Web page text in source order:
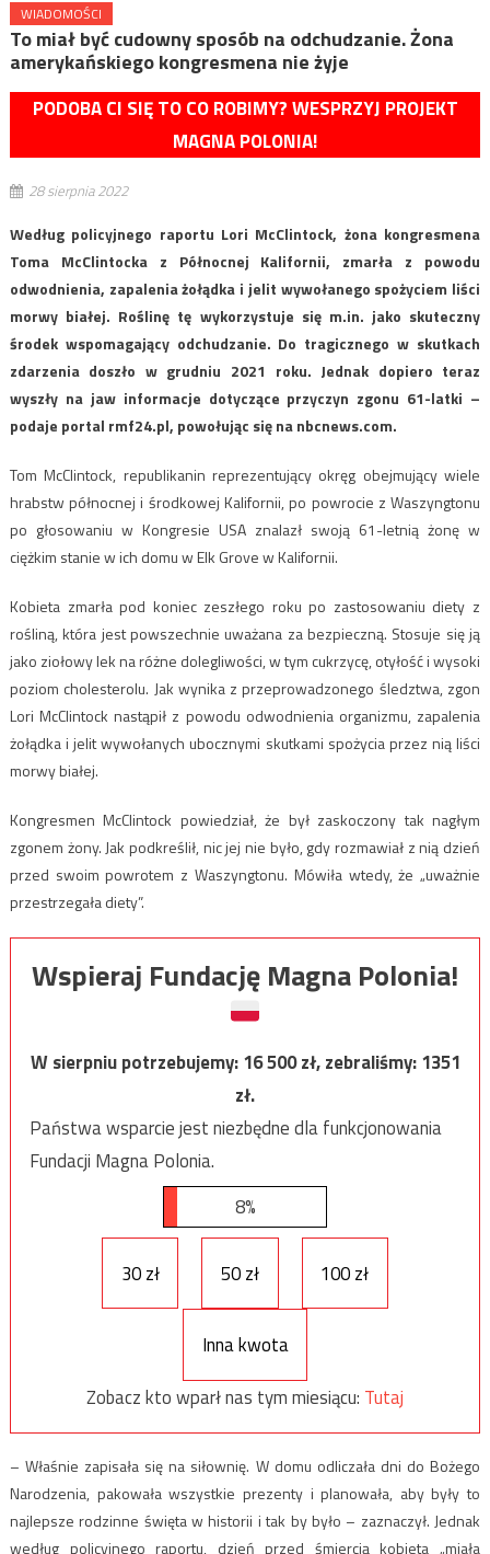
WIADOMOŚCI
To miał być cudowny sposób na odchudzanie. Żona
amerykańskiego kongresmena nie żyje
PODOBA CI SIĘ TO CO ROBIMY? WESPRZYJ PROJEKT
MAGNA POLONIA!
28 sierpnia 2022
Według policyjnego raportu Lori McClintock, żona kongresmena
Toma McClintocka z Północnej Kalifornii, zmarła z powodu
odwodnienia, zapalenia żołądka i jelit wywołanego spożyciem liści
morwy białej. Roślinę tę wykorzystuje się m.in. jako skuteczny
środek wspomagający odchudzanie. Do tragicznego w skutkach
zdarzenia doszło w grudniu 2021 roku. Jednak dopiero teraz
wyszły na jaw informacje dotyczące przyczyn zgonu 61-latki –
podaje portal rmf24.pl, powołując się na nbcnews.com.
Tom McClintock, republikanin reprezentujący okręg obejmujący wiele
hrabstw północnej i środkowej Kalifornii, po powrocie z Waszyngtonu
po głosowaniu w Kongresie USA znalazł swoją 61-letnią żonę w
ciężkim stanie w ich domu w Elk Grove w Kalifornii.
Kobieta zmarła pod koniec zeszłego roku po zastosowaniu diety z
rośliną, która jest powszechnie uważana za bezpieczną. Stosuje się ją
jako ziołowy lek na różne dolegliwości, w tym cukrzycę, otyłość i wysoki
poziom cholesterolu. Jak wynika z przeprowadzonego śledztwa, zgon
Lori McClintock nastąpił z powodu odwodnienia organizmu, zapalenia
żołądka i jelit wywołanych ubocznymi skutkami spożycia przez nią liści
morwy białej.
Kongresmen McClintock powiedział, że był zaskoczony tak nagłym
zgonem żony. Jak podkreślił, nic jej nie było, gdy rozmawiał z nią dzień
przed swoim powrotem z Waszyngtonu. Mówiła wtedy, że „uważnie
przestrzegała diety”.
Wspieraj Fundację Magna Polonia!
W sierpniu potrzebujemy:16 500zł, zebraliśmy:1351
zł.
Państwa wsparcie jest niezbędne dla funkcjonowania
Fundacji Magna Polonia.
8%
30 zł 50 zł 100 zł
Inna kwota
Zobacz kto wparł nas tym miesiącu: Tutaj
– Właśnie zapisała się na siłownię. W domu odliczała dni do Bożego
Narodzenia, pakowała wszystkie prezenty i planowała, aby były to
najlepsze rodzinne święta w historii i tak by było – zaznaczył. Jednak
według policyjnego raportu, dzień przed śmiercią kobieta „miała